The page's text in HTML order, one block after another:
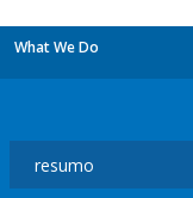
What We Do